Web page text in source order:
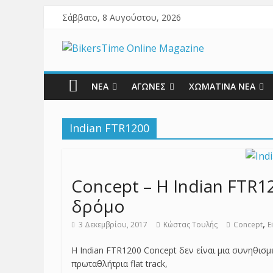
Σάββατο, 8 Αυγούστου, 2026
ΝΕΑ ΑΓΩΝΕΣ ΧΩΜΑΤΙΝΑ ΝΕΑ
Indian FTR1200
Concept – Η Indian
δρόμο
3 Δεκεμβρίου, 2017 Κώστας Τουλής Concept,
Η Indian FTR1200 Concept δεν είναι μια
πρωταθλήτρια flat track,